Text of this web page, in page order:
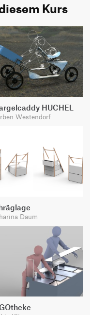
Kurs
HUCHEL
Westendorf
Daum